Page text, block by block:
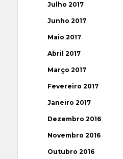
Julho 2017
Junho 2017
Maio 2017
Abril 2017
Março 2017
Fevereiro 2017
Janeiro 2017
Dezembro 2016
Novembro 2016
Outubro 2016